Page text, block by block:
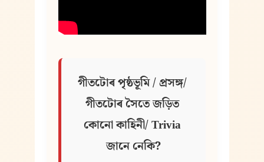
গীতটোৰ পৃষ্ঠভূমি / প্ৰসঙ্গ/
গীতটোৰ সৈতে জড়িত
কোনো কাহিনী/ Trivia
জানে নেকি?